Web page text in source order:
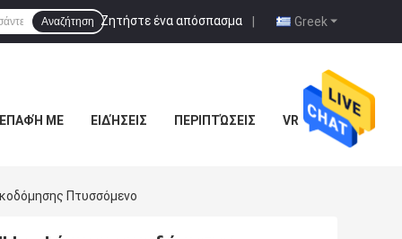
Greek
Ζητήστε ένα απόσπασμα |
Αναζήτηση
ΜΕ ΕΙΔΉΣΕΙΣ ΠΕΡΙΠΤΏΣΕΙΣ VR
Πτυσσόμενο